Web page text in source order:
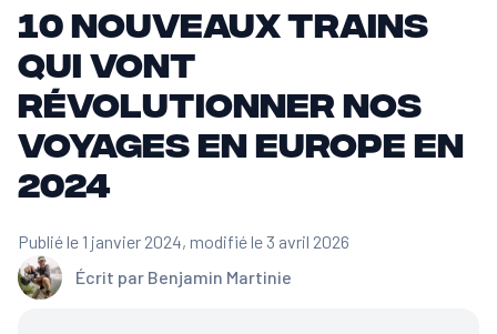
10 nouveaux trains
qui vont
révolutionner nos
voyages en Europe en
2024
Écrit par Benjamin Martinie
Publié le 1 janvier 2024, modifié le 3 avril 2026